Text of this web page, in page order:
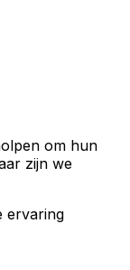
om hun
zijn we
ervaring